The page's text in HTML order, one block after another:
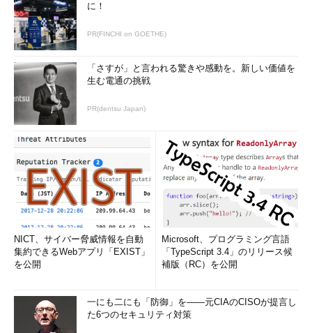
に！
PR(FINCHI on GOETHE)
「さすが」と言われる驚きや感動を。新しい価値を
生む電通の挑戦
PR(dentsu Japan)
NICT、サイバー脅威情報を自動
集約できるWebアプリ「EXIST」
を公開
Microsoft、プログラミング言語
「TypeScript 3.4」のリリース候
補版（RC）を公開
一にも二にも「防御」を――元CIAのCISOが提言し
た6つのセキュリティ対策